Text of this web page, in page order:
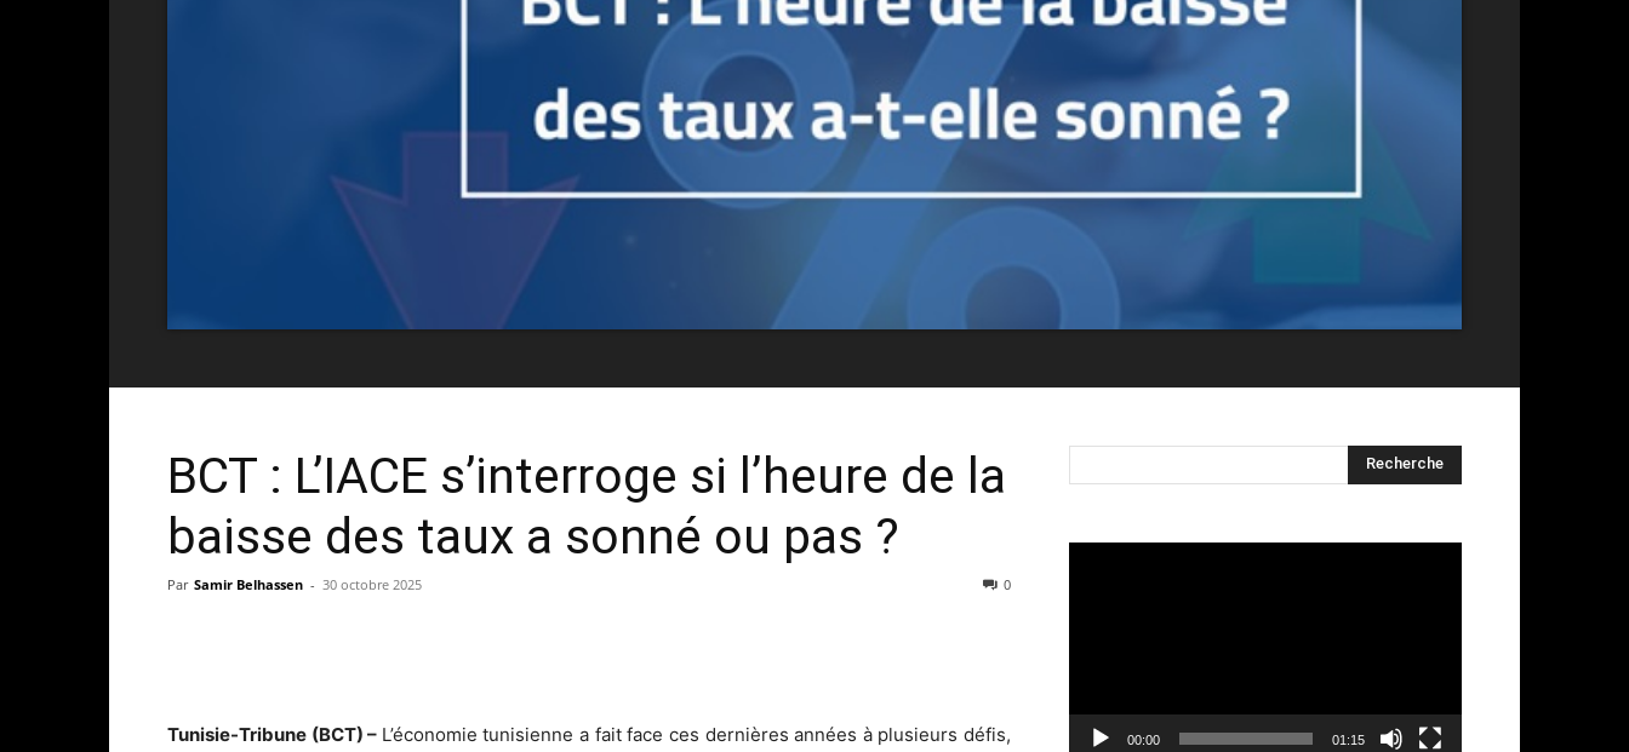
BCT : L’IACE s’interroge si l’heure de la
baisse des taux a sonné ou pas ?
Par Samir Belhassen - 30 octobre 2025 0
Tunisie-Tribune (BCT) – L’économie tunisienne a fait face ces dernières années à plusieurs défis,
00:00 01:15